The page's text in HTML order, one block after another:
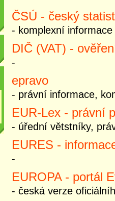
ČSÚ - český
- komplexní
DIČ (VAT) -
-
epravo
- právní informace,
EUR-Lex - právní
- úřední větstníky,
EURES -
-
EUROPA - portál
- česká verze